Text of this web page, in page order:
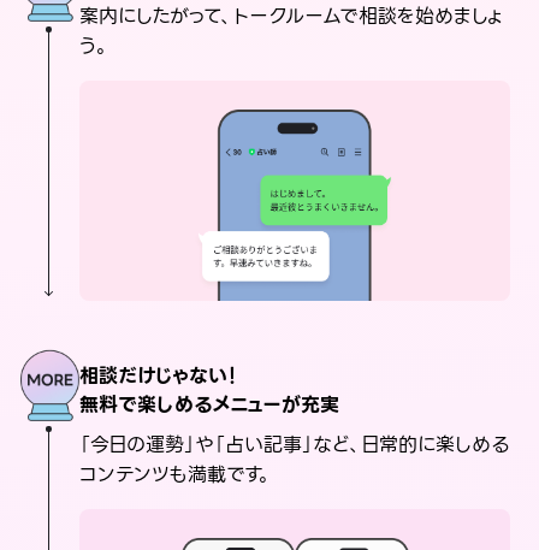
案内にしたがって、トークルームで相談を始めましょ
う。
相談だけじゃない！
無料で楽しめるメニューが充実
「今日の運勢」や「占い記事」など、日常的に楽しめる
コンテンツも満載です。